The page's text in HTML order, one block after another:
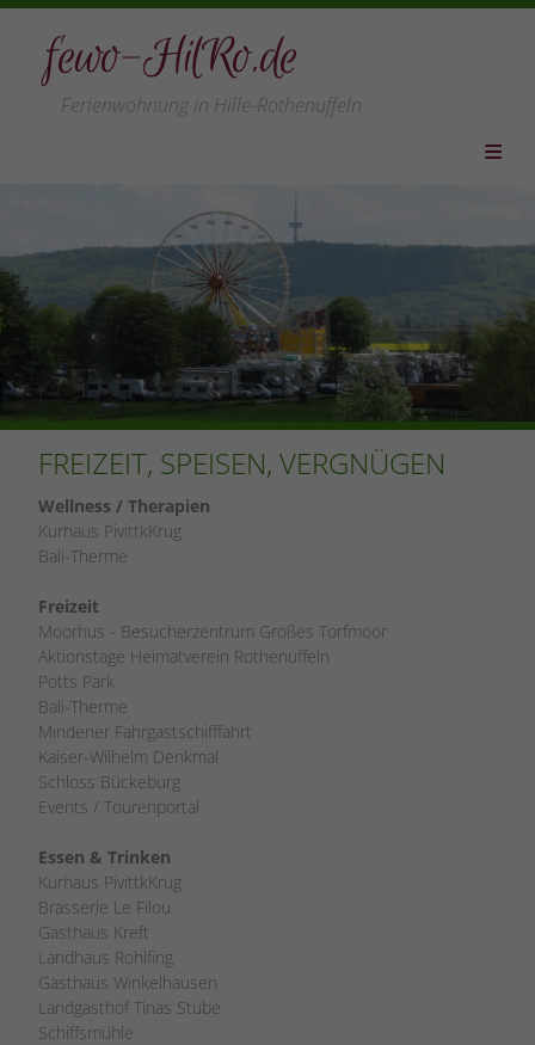
fewo-HilRo.de
Ferienwohnung in Hille-Rothenuffeln
LEISTUNGEN
VERFÜGBARKEIT
LAGE/REGION
LINKS
ANFAHRT
KONTAKT
FREIZEIT, SPEISEN, VERGNÜGEN
Wellness / Therapien
Kurhaus PivittkKrug
Bali-Therme
Freizeit
Moorhus - Besucherzentrum Großes Torfmoor
Aktionstage Heimatverein Rothenuffeln
Potts Park
Bali-Therme
Mindener Fahrgastschifffahrt
Kaiser-Wilhelm Denkmal
Schloss Bückeburg
Events / Tourenportal
Essen & Trinken
Kurhaus PivittkKrug
Brasserie Le Filou
Gasthaus Kreft
Landhaus Rohlfing
Gasthaus Winkelhausen
Landgasthof Tinas Stube
Schiffsmühle